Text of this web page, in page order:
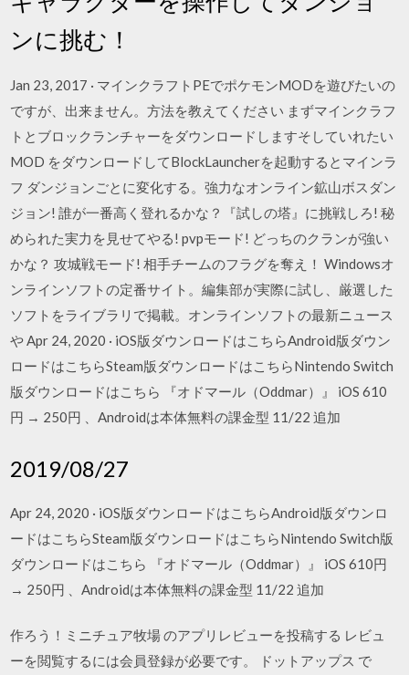
ンに挑む！
Jan 23, 2017 · マインクラフトPEでポケモンMODを遊びたいの
ですが、出来ません。方法を教えてください まずマインクラフ
トとブロックランチャーをダウンロードしますそしていれたい
MOD をダウンロードしてBlockLauncherを起動するとマインラ
フ ダンジョンごとに変化する。強力なオンライン鉱山ボスダン
ジョン! 誰が一番高く登れるかな？『試しの塔』に挑戦しろ! 秘
められた実力を見せてやる! pvpモード! どっちのクランが強い
かな？ 攻城戦モード! 相手チームのフラグを奪え！ Windowsオ
ンラインソフトの定番サイト。編集部が実際に試し、厳選した
ソフトをライブラリで掲載。オンラインソフトの最新ニュース
や Apr 24, 2020 · iOS版ダウンロードはこちらAndroid版ダウン
ロードはこちらSteam版ダウンロードはこちらNintendo Switch
版ダウンロードはこちら 『オドマール（Oddmar）』 iOS 610
円 → 250円 、Androidは本体無料の課金型 11/22 追加
2019/08/27
Apr 24, 2020 · iOS版ダウンロードはこちらAndroid版ダウンロ
ードはこちらSteam版ダウンロードはこちらNintendo Switch版
ダウンロードはこちら 『オドマール（Oddmar）』 iOS 610円
→ 250円 、Androidは本体無料の課金型 11/22 追加
作ろう！ミニチュア牧場 のアプリレビューを投稿する レビュ
ーを閲覧するには会員登録が必要です。 ドットアップス で